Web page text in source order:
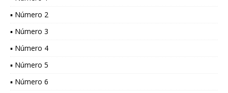
▪ Número 2
▪ Número 3
▪ Número 4
▪ Número 5
▪ Número 6